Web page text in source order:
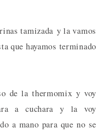
tamizada y la vamos
que hayamos terminado
de la thermomix y voy
a cuchara y la voy
a mano para que no se